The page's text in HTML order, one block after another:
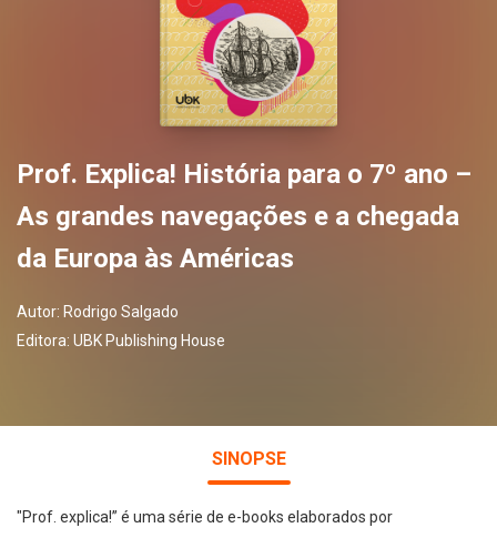
Prof. Explica! História para o 7º ano –
As grandes navegações e a chegada
da Europa às Américas
Autor: Rodrigo Salgado
Editora: UBK Publishing House
SINOPSE
"Prof. explica!” é uma série de e-books elaborados por